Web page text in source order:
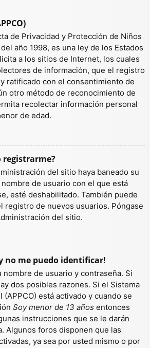
de Privacidad y Protección de Niños
año 1998, es una ley de los Estados
a los sitios de Internet, los cuales
de información, que el registro
ratificado con el consentimiento de
otro método de reconocimiento de
recolectar información personal
de edad.
registrarme?
del sitio haya baneado su
de usuario con el que está
esté deshabilitado. También puede
registro de nuevos usuarios. Póngase
del sitio.
no me puedo identificar!
de usuario y contraseña. Si
dos posibles razones. Si el Sistema
está activado y cuando se
Soy menor de 13 años entonces
instrucciones que se le darán
Algunos foros disponen que las
ya sea por usted mismo o por